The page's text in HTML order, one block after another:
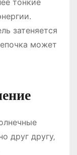
затеняется
может
друг другу‚